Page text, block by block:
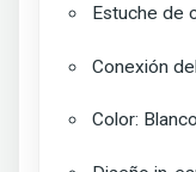
Estuche de
Conexión
Color: Blanco